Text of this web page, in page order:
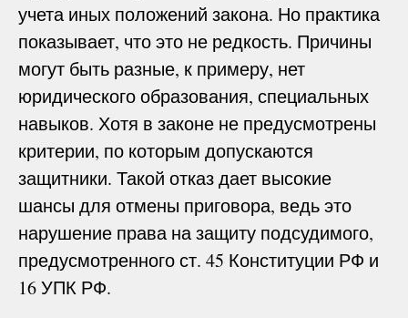
учета иных положений закона. Но практика
показывает, что это не редкость. Причины
могут быть разные, к примеру, нет
юридического образования, специальных
навыков. Хотя в законе не предусмотрены
критерии, по которым допускаются
защитники. Такой отказ дает высокие
шансы для отмены приговора, ведь это
нарушение права на защиту подсудимого,
предусмотренного ст. 45 Конституции РФ и
16 УПК РФ.